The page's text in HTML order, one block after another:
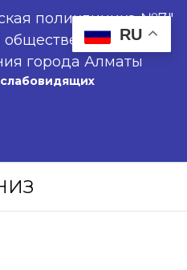
поликлиника №7"
города Алматы
RU